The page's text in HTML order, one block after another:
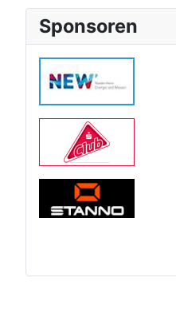
Sponsoren